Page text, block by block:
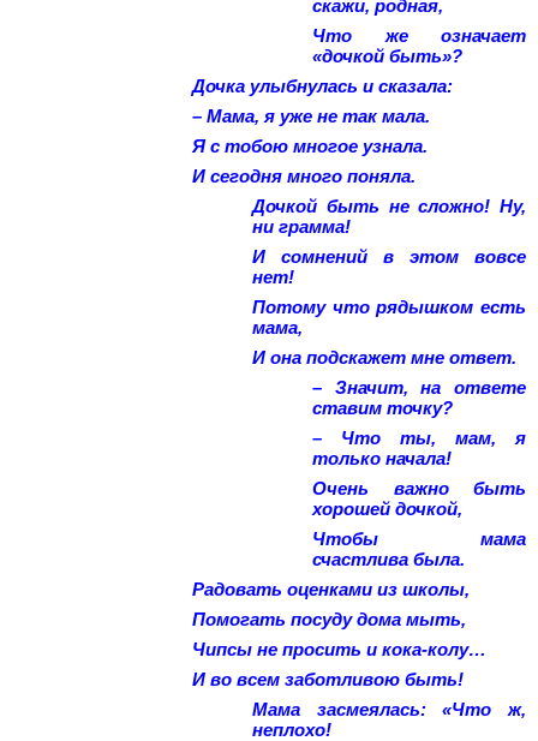
скажи, родная,
Что же означает
«дочкой быть»?
Дочка улыбнулась и сказала:
– Мама, я уже не так мала.
Я с тобою многое узнала.
И сегодня много поняла.
Дочкой быть не сложно! Ну,
ни грамма!
И сомнений в этом вовсе
нет!
Потому что рядышком есть
мама,
И она подскажет мне ответ.
– Значит, на ответе
ставим точку?
– Что ты, мам, я
только начала!
Очень важно быть
хорошей дочкой,
Чтобы мама
счастлива была.
Радовать оценками из школы,
Помогать посуду дома мыть,
Чипсы не просить и кока-колу…
И во всем заботливою быть!
Мама засмеялась: «Что ж,
неплохо!